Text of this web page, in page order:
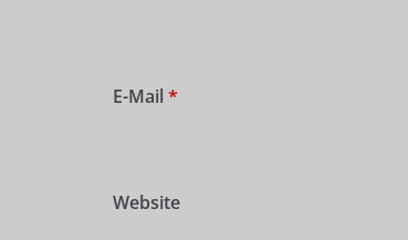
E-Mail *
Website